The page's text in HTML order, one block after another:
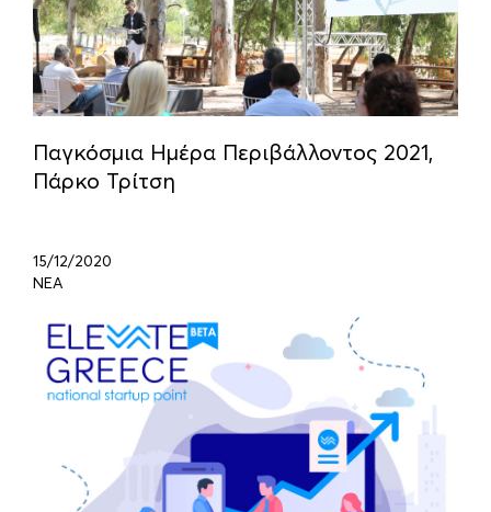
Παγκόσμια Ημέρα Περιβάλλοντος 2021,
Πάρκο Τρίτση
15/12/2020
ΝΕΑ